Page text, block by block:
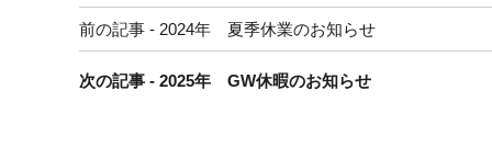
前
の
前の記事 - 2024年 夏季休業のお知らせ
次の記事 - 2025年 GW休暇のお知らせ